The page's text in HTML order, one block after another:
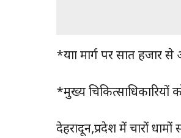
*यात्रा मार्ग पर सात हजार
*मुख्य चिकित्साधिकारियों
देहरादून,प्रदेश में चारों